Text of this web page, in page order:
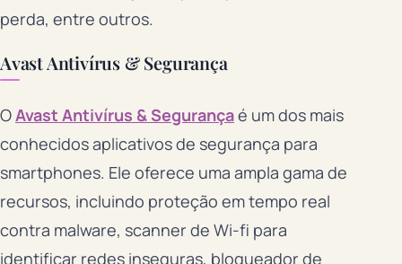
perda, entre outros.
Avast Antivírus & Segurança
OAvast Antivírus & Segurançaé um dos mais
conhecidos aplicativos de segurança para
smartphones. Ele oferece uma ampla gama de
recursos, incluindo proteção em tempo real
contra malware, scanner de Wi-fi para
identificar redes inseguras, bloqueador de